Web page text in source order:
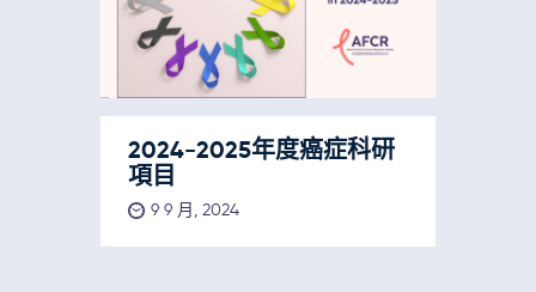
2024-2025年度癌症科研
項目
9 9 月, 2024